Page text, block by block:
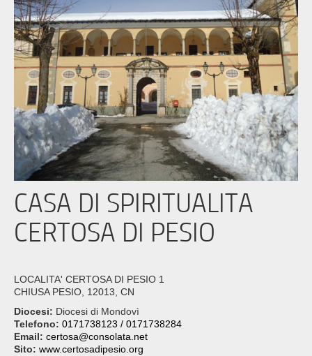
CASA DI SPIRITUALITA
CERTOSA DI PESIO
LOCALITA' CERTOSA DI PESIO 1
CHIUSA PESIO, 12013, CN
Diocesi: Diocesi di Mondovì
Telefono: 0171738123 / 0171738284
Email: certosa@consolata.net
Sito: www.certosadipesio.org